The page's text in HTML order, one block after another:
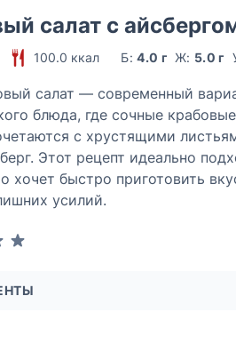
салат с
100.0 ккал Б:4.0 г Ж: 5.0 г
салат — современный
блюда, где сочные крабовые
с хрустящими
Этот рецепт идеально
хочет быстро приготовить
усилий.